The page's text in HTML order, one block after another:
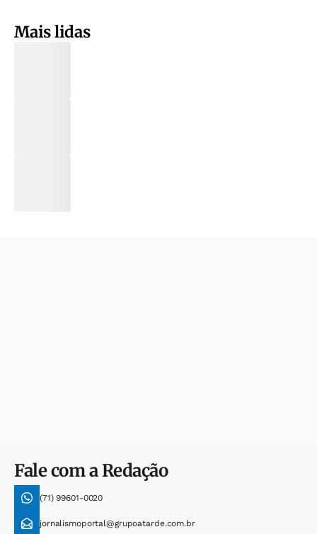
Mais lidas
Fale com a Redação
(71) 99601-0020
jornalismoportal@grupoatarde.com.br